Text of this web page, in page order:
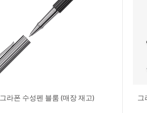
그라폰 수성펜 블룸 (매장 재고) 그